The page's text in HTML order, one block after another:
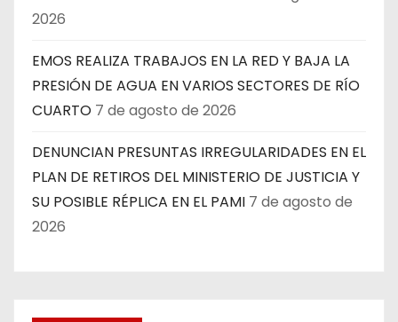
2026
EMOS REALIZA TRABAJOS EN LA RED Y BAJA LA
PRESIÓN DE AGUA EN VARIOS SECTORES DE RÍO
CUARTO 7 de agosto de 2026
DENUNCIAN PRESUNTAS IRREGULARIDADES EN EL
PLAN DE RETIROS DEL MINISTERIO DE JUSTICIA Y
SU POSIBLE RÉPLICA EN EL PAMI 7 de agosto de
2026